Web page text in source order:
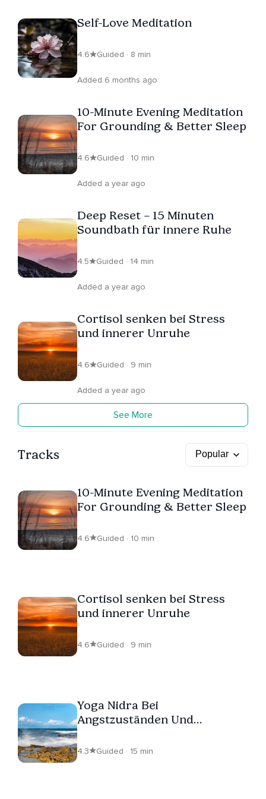
Self-Love Meditation
4.6 Guided · 8 min
Added 6 months ago
10-Minute Evening Meditation
For Grounding & Better Sleep
4.6 Guided · 10 min
Added a year ago
Deep Reset – 15 Minuten
Soundbath für innere Ruhe
4.5 Guided · 14 min
Added a year ago
Cortisol senken bei Stress
und innerer Unruhe
4.6 Guided · 9 min
Added a year ago
See More
Tracks
10-Minute Evening Meditation
For Grounding & Better Sleep
4.6 Guided · 10 min
Cortisol senken bei Stress
und innerer Unruhe
4.6 Guided · 9 min
Yoga Nidra Bei
Angstzuständen Und
4.3 Guided · 15 min